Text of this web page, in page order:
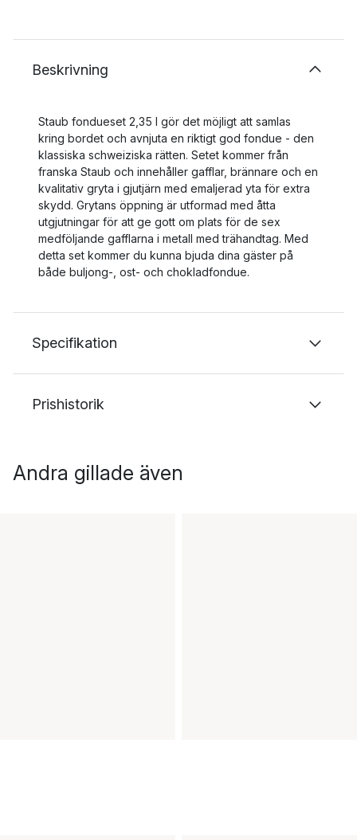
Beskrivning
Staub fondueset 2,35 l gör det möjligt att samlas
kring bordet och avnjuta en riktigt god fondue - den
klassiska schweiziska rätten. Setet kommer från
franska Staub och innehåller gafflar, brännare och en
kvalitativ gryta i gjutjärn med emaljerad yta för extra
skydd. Grytans öppning är utformad med åtta
utgjutningar för att ge gott om plats för de sex
medföljande gafflarna i metall med trähandtag. Med
detta set kommer du kunna bjuda dina gäster på
både buljong-, ost- och chokladfondue.
Specifikation
Prishistorik
Andra gillade även